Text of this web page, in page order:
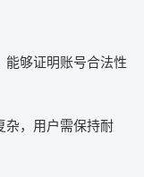
能够证明账号合法性
杂，用户需保持耐